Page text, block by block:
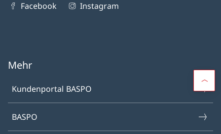
Facebook Instagram
Mehr
Kundenportal BASPO
BASPO